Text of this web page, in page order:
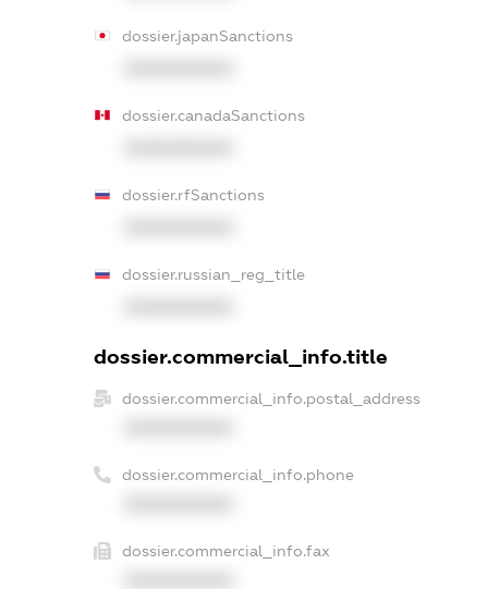
dossier.japanSanctions
dossier.canadaSanctions
dossier.rfSanctions
dossier.russian_reg_title
dossier.commercial_info.title
dossier.commercial_info.postal_address
dossier.commercial_info.phone
dossier.commercial_info.fax